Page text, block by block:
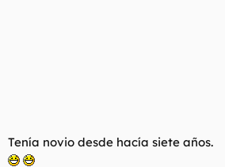
Tenía novio desde hacía siete años.